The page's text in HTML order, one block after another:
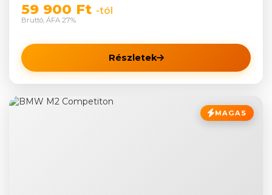
59 900 Ft -tól
Bruttó, ÁFA 27%
Részletek
MAGAS